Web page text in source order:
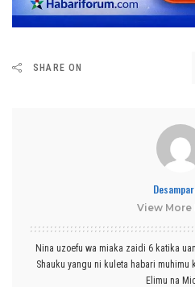
SHARE ON
View More
Nina uzoefu wa miaka zaidi 6 katika
Shauku yangu ni kuleta habari
Elimu na